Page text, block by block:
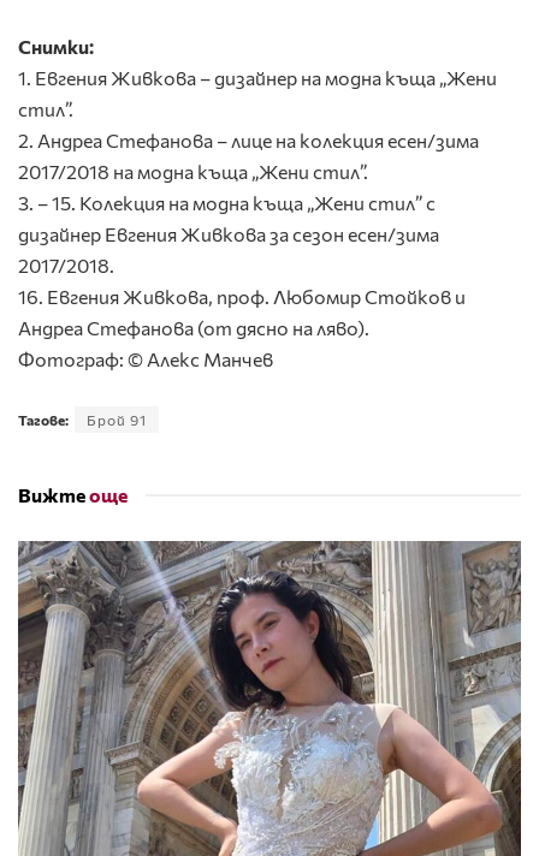
Снимки:
1. Евгения Живкова – дизайнер на модна къща „Жени
стил”.
2. Андреа Стефанова – лице на колекция есен/зима
2017/2018 на модна къща „Жени стил”.
3. – 15. Колекция на модна къща „Жени стил” с
дизайнер Евгения Живкова за сезон есен/зима
2017/2018.
16. Евгения Живкова, проф. Любомир Стойков и
Андреа Стефанова (от дясно на ляво).
Фотограф: © Алекс Манчев
Тагове: Брой 91
Вижтеоще